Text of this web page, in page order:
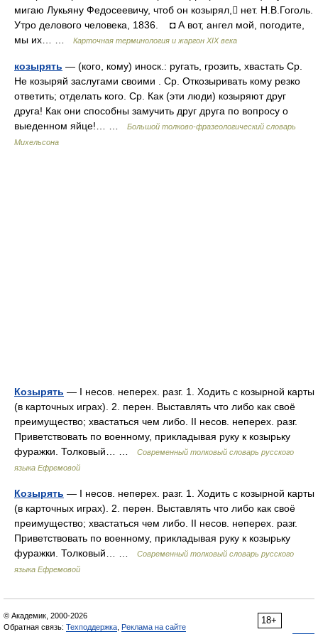
мигаю Лукьяну Федосеевичу, чтоб он козырял, нет. Н.В.Гоголь.
Утро делового человека, 1836. ◘ А вот, ангел мой, погодите,
мы их… …
Карточная терминология и жаргон XIX века
козырять — (кого, кому) иноск.: ругать, грозить, хвастать Ср.
Не козыряй заслугами своими . Ср. Откозыривать кому резко
ответить; отделать кого. Ср. Как (эти люди) козыряют друг
друга! Как они способны замучить друг друга по вопросу о
выеденном яйце!… …
Большой толково-фразеологический словарь
Михельсона
Козырять — I несов. неперех. разг. 1. Ходить с козырной карты
(в карточных играх). 2. перен. Выставлять что либо как своё
преимущество; хвастаться чем либо. II несов. неперех. разг.
Приветствовать по военному, прикладывая руку к козырьку
фуражки. Толковый… …
Современный толковый словарь русского
языка Ефремовой
Козырять — I несов. неперех. разг. 1. Ходить с козырной карты
(в карточных играх). 2. перен. Выставлять что либо как своё
преимущество; хвастаться чем либо. II несов. неперех. разг.
Приветствовать по военному, прикладывая руку к козырьку
фуражки. Толковый… …
Современный толковый словарь русского
языка Ефремовой
18+
© Академик, 2000-2026
Обратная связь: Техподдержка Реклама на сайте